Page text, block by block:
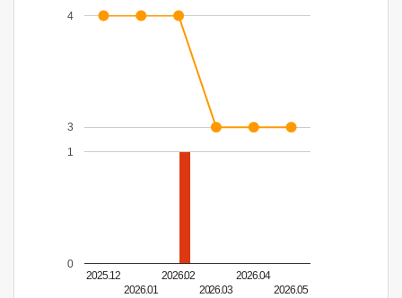
2025.12
2026.01
2026.02
2026.03
2026.04
2026.05
0
1
3
4